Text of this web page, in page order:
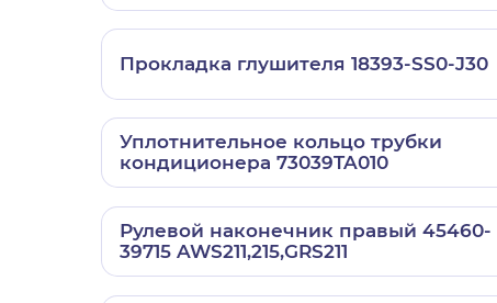
Прокладка глушителя 18393-SS0-J30
Уплотнительное кольцо трубки
кондиционера 73039TA010
Рулевой наконечник правый 45460-
39715 AWS211,215,GRS211